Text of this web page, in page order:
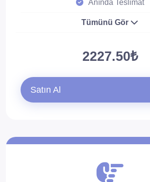
Anında Teslimat
Tümünü Gör
2227.50₺
Satın Al